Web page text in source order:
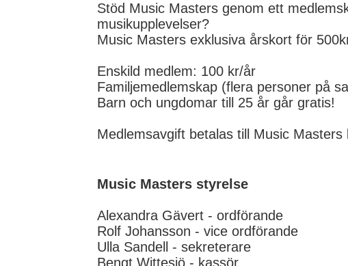
Stöd Music Masters genom ett
musikupplevelser?
Music Masters exklusiva årskort för
Enskild medlem: 100 kr/år
Familjemedlemskap (flera personer på
Barn och ungdomar till 25 år går gratis!
Medlemsavgift betalas till Music Masters
Music Masters styrelse
Alexandra Gävert - ordförande
Rolf Johansson - vice ordförande
Ulla Sandell - sekreterare
Bengt Wittesjö - kassör